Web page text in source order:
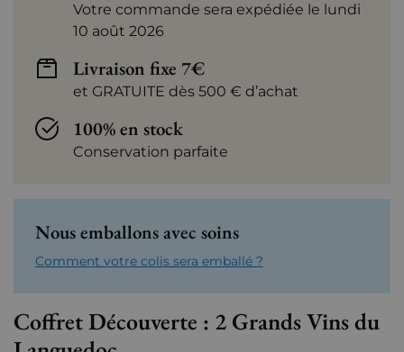
Votre commande sera expédiée le lundi
10 août 2026
Livraison fixe 7€
et GRATUITE dès 500 € d’achat
100% en stock
Conservation parfaite
Nous emballons avec soins
Comment votre colis sera emballé ?
Coffret Découverte : 2 Grands Vins du